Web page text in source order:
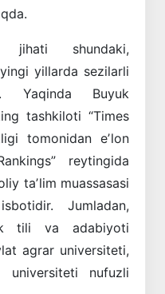
shundaki,
yillarda sezilarli
Yaqinda Buyuk
tashkiloti “Times
tomonidan eʼlon
reytingida
taʼlim muassasasi
Jumladan,
tili va adabiyoti
agrar universiteti,
universiteti nufuzli